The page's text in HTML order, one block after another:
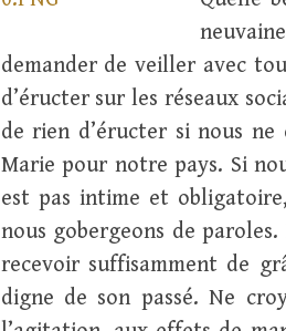
demander de veiller avec
d’éructer sur les réseaux
de rien d’éructer si nous ne
Marie pour notre pays. Si
est pas intime et
nous gobergeons de
recevoir suffisamment de
digne de son passé. Ne